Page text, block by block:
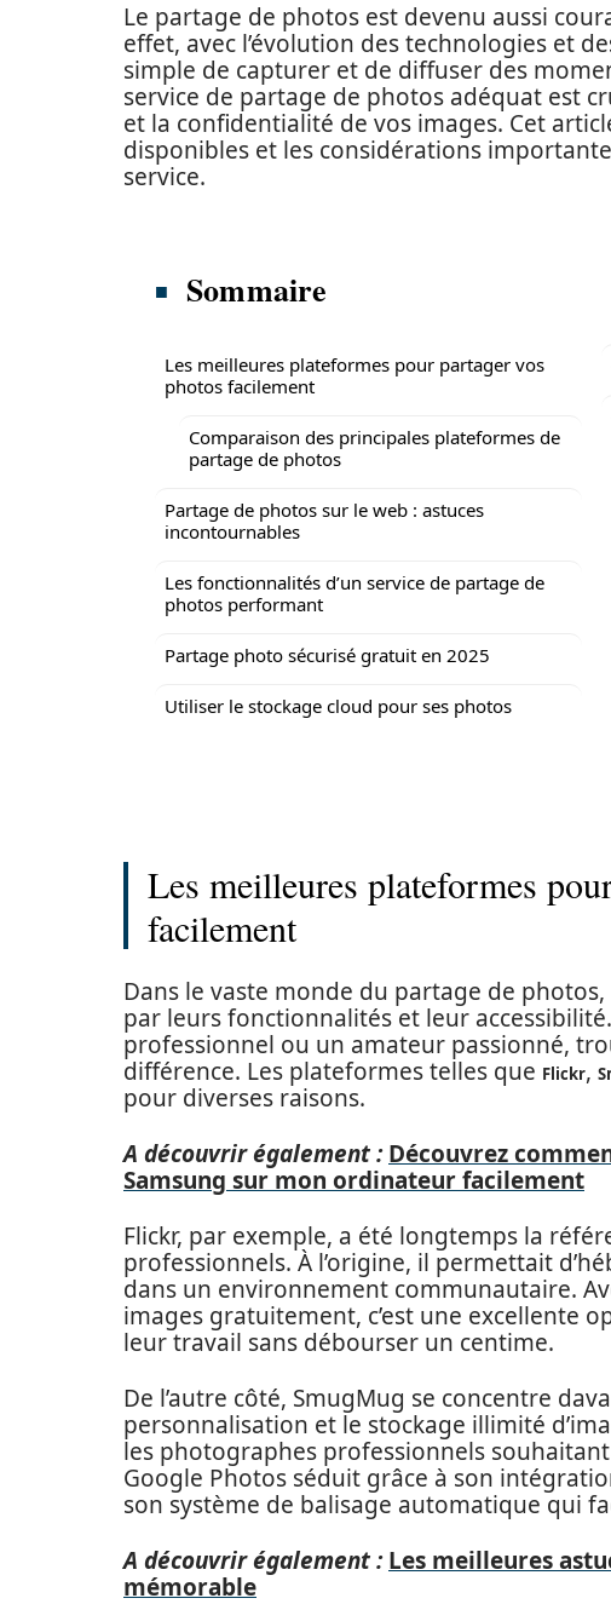
Le partage de photos est devenu aussi
effet, avec l’évolution des technologies et
simple de capturer et de diffuser des
service de partage de photos adéquat est
et la confidentialité de vos images. Cet
disponibles et les considérations
service.
Sommaire
Les meilleures plateformes pour partager vos
photos facilement
Comparaison des principales plateformes de
partage de photos
Partage de photos sur le web : astuces
incontournables
Les fonctionnalités d’un service de partage de
photos performant
Partage photo sécurisé gratuit en 2025
Utiliser le stockage cloud pour ses photos
Les meilleures plateformes
facilement
Dans le vaste monde du partage de
par leurs fonctionnalités et leur
professionnel ou un amateur passionné,
différence. Les plateformes telles que Flickr,
pour diverses raisons.
A découvrir également : Découvrez
Samsung sur mon ordinateur facilement
Flickr, par exemple, a été longtemps la
professionnels. À l’origine, il permettait
dans un environnement communautaire.
images gratuitement, c’est une excellente
leur travail sans débourser un centime.
De l’autre côté, SmugMug se concentre
personnalisation et le stockage illimité
les photographes professionnels
Google Photos séduit grâce à son
son système de balisage automatique qui
A découvrir également : Les meilleures
mémorable